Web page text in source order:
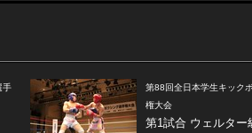
手
第88回全日本学生キック
権大会
第1試合 ウェルター